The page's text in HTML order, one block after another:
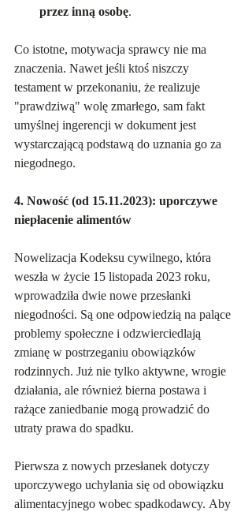
przez inną osobę.
Co istotne, motywacja sprawcy nie ma
znaczenia. Nawet jeśli ktoś niszczy
testament w przekonaniu, że realizuje
"prawdziwą" wolę zmarłego, sam fakt
umyślnej ingerencji w dokument jest
wystarczającą podstawą do uznania go za
niegodnego.
4. Nowość (od 15.11.2023): uporczywe
niepłacenie alimentów
Nowelizacja Kodeksu cywilnego, która
weszła w życie 15 listopada 2023 roku,
wprowadziła dwie nowe przesłanki
niegodności. Są one odpowiedzią na palące
problemy społeczne i odzwierciedlają
zmianę w postrzeganiu obowiązków
rodzinnych. Już nie tylko aktywne, wrogie
działania, ale również bierna postawa i
rażące zaniedbanie mogą prowadzić do
utraty prawa do spadku.
Pierwsza z nowych przesłanek dotyczy
uporczywego uchylania się od obowiązku
alimentacyjnego wobec spadkodawcy. Aby